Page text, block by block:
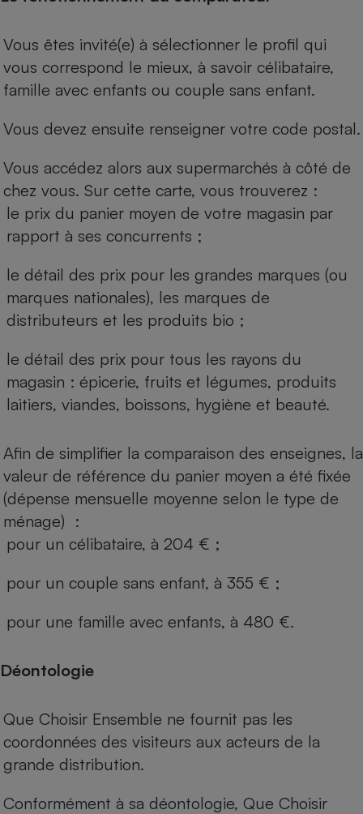
Vous êtes invité(e) à sélectionner le profil qui
vous correspond le mieux, à savoir célibataire,
famille avec enfants ou couple sans enfant.
Vous devez ensuite renseigner votre code postal.
Vous accédez alors aux supermarchés à côté de
chez vous. Sur cette carte, vous trouverez :
le prix du panier moyen de votre magasin par
rapport à ses concurrents ;
le détail des prix pour les grandes marques (ou
marques nationales), les marques de
distributeurs et les produits bio ;
le détail des prix pour tous les rayons du
magasin : épicerie, fruits et légumes, produits
laitiers, viandes, boissons, hygiène et beauté.
Afin de simplifier la comparaison des enseignes, la
valeur de référence du panier moyen a été fixée
(dépense mensuelle moyenne selon le type de
ménage) :
pour un célibataire, à 204 € ;
pour un couple sans enfant, à 355 € ;
pour une famille avec enfants, à 480 €.
Déontologie
Que Choisir Ensemble ne fournit pas les
coordonnées des visiteurs aux acteurs de la
grande distribution.
Conformément à sa déontologie, Que Choisir